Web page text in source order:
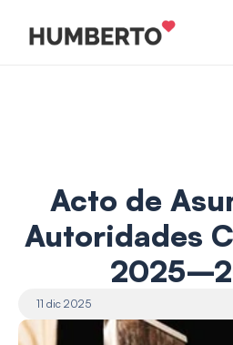
Acto de
Autoridades
11 dic 2025